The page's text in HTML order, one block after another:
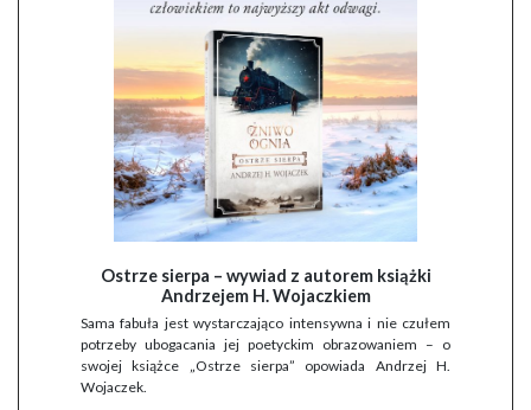
Ostrze sierpa – wywiad z autorem książki
Andrzejem H. Wojaczkiem
Sama fabuła jest wystarczająco intensywna i nie czułem
potrzeby ubogacania jej poetyckim obrazowaniem – o
swojej książce „Ostrze sierpa” opowiada Andrzej H.
Wojaczek.